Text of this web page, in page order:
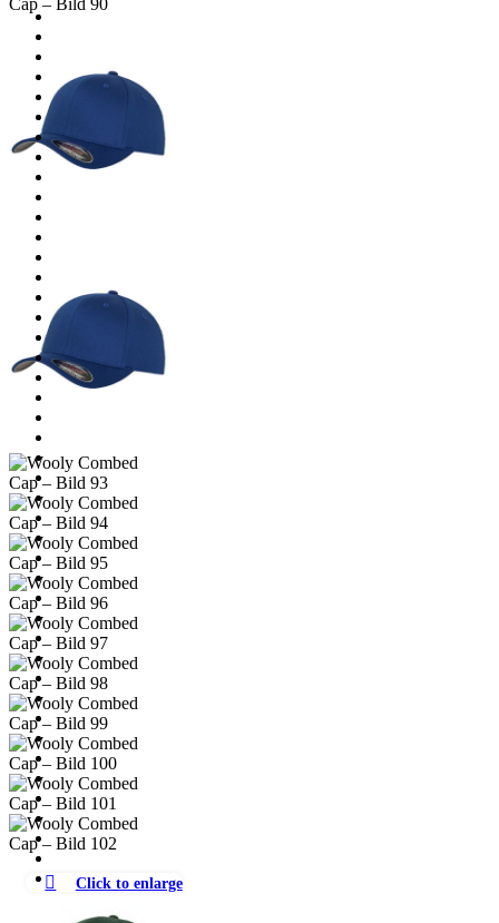
Click to enlarge